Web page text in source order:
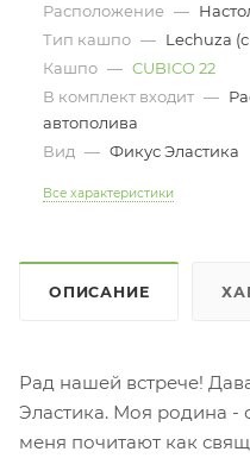
Расположение —
Тип кашпо — Lechuza
Кашпо — CUBICO 22
В комплект входит —
автополива
Вид — Фикус Эластика
Все характеристики
ОПИСАНИЕ
Рад нашей встрече!
Эластика. Моя родина -
меня почитают как